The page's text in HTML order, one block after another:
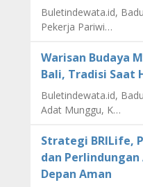
Buletindewata.id,
Pekerja Pariwi…
Warisan Budaya
Bali, Tradisi Saat
Buletindewata.id,
Adat Munggu, K…
Strategi BRILife,
dan
Depan Aman